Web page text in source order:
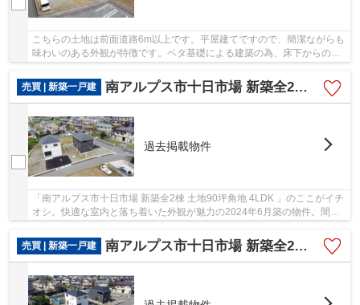
こちらの土地は前面道路6m以上です。平屋建てですので、簡潔ながらも
味わいのある外観が特徴です。ベタ基礎による建築の為、床下からの嫌
な湿気も気になりません。この物件は吹抜け構...
売買 | 新築一戸建
南アルプス市十日市場 新築全2棟 土地90坪角地 4LDK
過去掲載物件
「南アルプス市十日市場 新築全2棟 土地90坪角地 4LDK 」のここがイチ
オシ。快適な室内と落ち着いた外観が魅力の2024年6月築の物件。間口
売買 | 新築一戸建
南アルプス市十日市場 新築全2棟2号棟 93坪 車並列3台